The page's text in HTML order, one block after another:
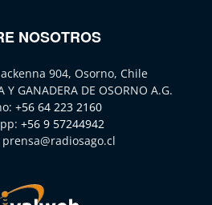
NOSOTROS
904, Osorno, Chile
Y GANADERA DE OSORNO A.G.
+56 64 223 2160
+56 9 57244942
prensa@radiosago.cl